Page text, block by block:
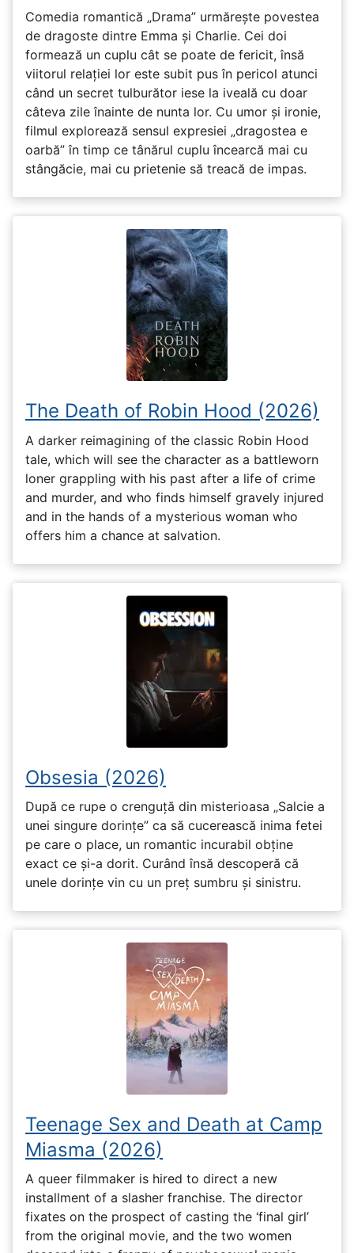
Comedia romantică „Drama” urmărește povestea
de dragoste dintre Emma și Charlie. Cei doi
formează un cuplu cât se poate de fericit, însă
viitorul relației lor este subit pus în pericol atunci
când un secret tulburător iese la iveală cu doar
câteva zile înainte de nunta lor. Cu umor și ironie,
filmul explorează sensul expresiei „dragostea e
oarbă” în timp ce tânărul cuplu încearcă mai cu
stângăcie, mai cu prietenie să treacă de impas.
The Death of Robin Hood (2026)
A darker reimagining of the classic Robin Hood
tale, which will see the character as a battleworn
loner grappling with his past after a life of crime
and murder, and who finds himself gravely injured
and in the hands of a mysterious woman who
offers him a chance at salvation.
Obsesia (2026)
După ce rupe o crenguță din misterioasa „Salcie a
unei singure dorințe” ca să cucerească inima fetei
pe care o place, un romantic incurabil obține
exact ce și-a dorit. Curând însă descoperă că
unele dorințe vin cu un preț sumbru și sinistru.
Teenage Sex and Death at Camp
Miasma (2026)
A queer filmmaker is hired to direct a new
installment of a slasher franchise. The director
fixates on the prospect of casting the ‘final girl’
from the original movie, and the two women